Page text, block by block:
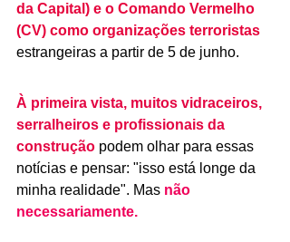
da Capital) e o Comando Vermelho
(CV) como organizações terroristas
estrangeiras a partir de 5 de junho.
À primeira vista, muitos vidraceiros,
serralheiros e profissionais da
construção podem olhar para essas
notícias e pensar: "isso está longe da
minha realidade". Mas não
necessariamente.